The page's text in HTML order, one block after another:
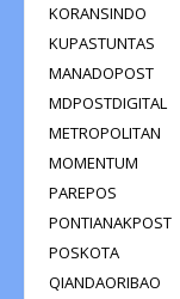
KORANSINDO
KUPASTUNTAS
MANADOPOST
MDPOSTDIGITAL
METROPOLITAN
MOMENTUM
PAREPOS
PONTIANAKPOST
POSKOTA
QIANDAORIBAO